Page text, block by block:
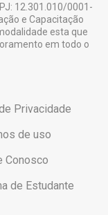
12.301.010/0001-
e Capacitação
esta que
em todo o
Privacidade
de uso
Conosco
de Estudante